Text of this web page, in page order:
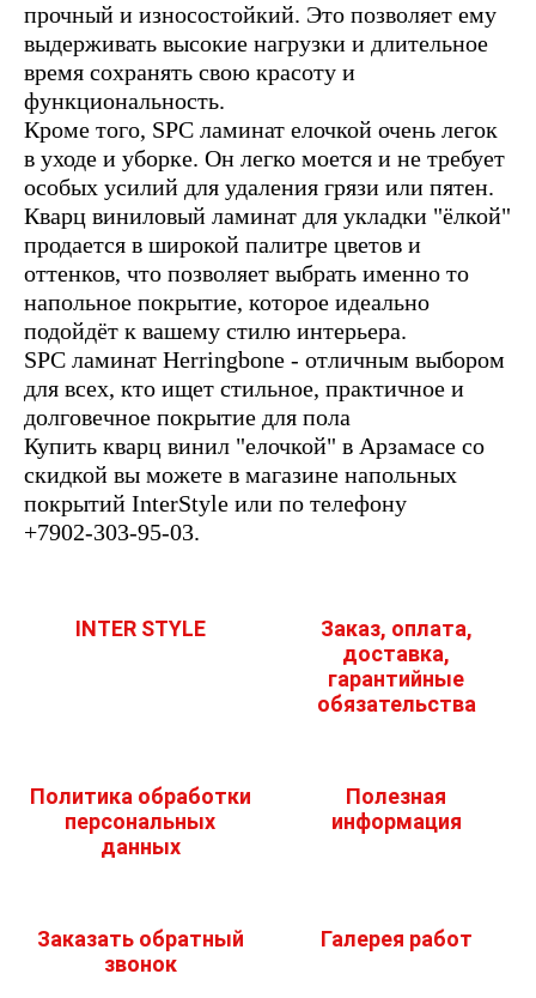
прочный и износостойкий. Это позволяет ему
выдерживать высокие нагрузки и длительное
время сохранять свою красоту и
функциональность.
Кроме того, SPC ламинат елочкой очень легок
в уходе и уборке. Он легко моется и не требует
особых усилий для удаления грязи или пятен.
Кварц виниловый ламинат для укладки "ёлкой"
продается в широкой палитре цветов и
оттенков, что позволяет выбрать именно то
напольное покрытие, которое идеально
подойдёт к вашему стилю интерьера.
SPC ламинат Herringbone - отличным выбором
для всех, кто ищет стильное, практичное и
долговечное покрытие для пола
Купить кварц винил "елочкой" в Арзамасе со
скидкой вы можете в магазине напольных
покрытий InterStyle или по телефону
+7902-303-95-03.
INTER STYLE
Заказ, оплата,
доставка,
гарантийные
обязательства
Политика обработки
персональных
данных
Полезная
информация
Заказать обратный
звонок
Галерея работ